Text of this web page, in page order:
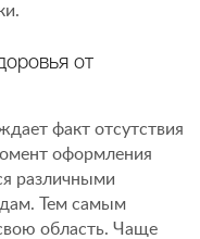
от
факт отсутствия
оформления
различными
Тем самым
область. Чаще